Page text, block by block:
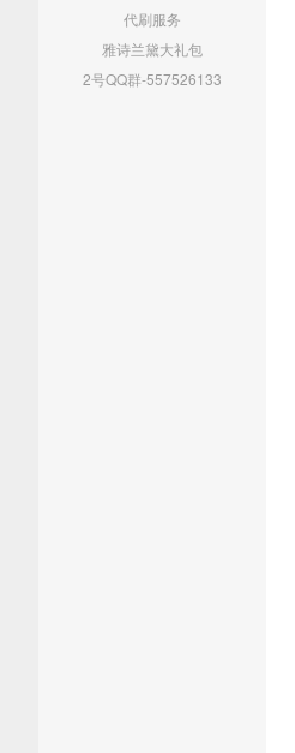
代刷服务
雅诗兰黛大礼包
2号QQ群-557526133